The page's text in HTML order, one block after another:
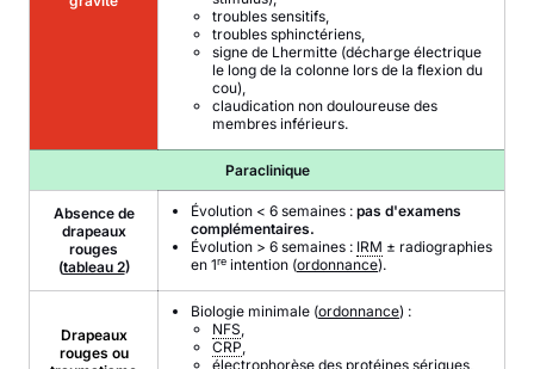
troubles sensitifs,
troubles sphinctériens,
signe de Lhermitte (décharge électrique
le long de la colonne lors de la flexion du
cou),
claudication non douloureuse des
membres inférieurs.
Paraclinique
Absence de
drapeaux
rouges
(tableau 2)
Évolution < 6 semaines : pas d'examens
complémentaires.
Évolution > 6 semaines : IRM ± radiographies
en 1re intention (ordonnance).
Drapeaux
rouges ou
Biologie minimale (ordonnance) :
NFS,
CRP,
électrophorèse des protéines sériques,